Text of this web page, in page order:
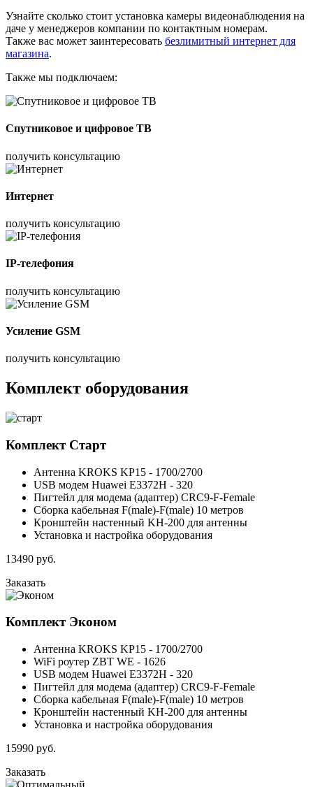
Узнайте сколько стоит установка камеры видеонаблюдения на
даче у менеджеров компании по контактным номерам.
Также вас может заинтересовать безлимитный интернет для
магазина.
Также мы подключаем:
Спутниковое и цифровое ТВ
получить консультацию
Интернет
получить консультацию
IP-телефония
получить консультацию
Усиление GSM
получить консультацию
Комплект оборудования
Комплект Старт
Антенна KROKS KP15 - 1700/2700
USB модем Huawei E3372H - 320
Пигтейл для модема (адаптер) CRC9-F-Female
Сборка кабельная F(male)-F(male) 10 метров
Кронштейн настенный KH-200 для антенны
Установка и настройка оборудования
13490 руб.
Заказать
Комплект Эконом
Антенна KROKS KP15 - 1700/2700
WiFi роутер ZBT WE - 1626
USB модем Huawei E3372H - 320
Пигтейл для модема (адаптер) CRC9-F-Female
Сборка кабельная F(male)-F(male) 10 метров
Кронштейн настенный KH-200 для антенны
Установка и настройка оборудования
15990 руб.
Заказать